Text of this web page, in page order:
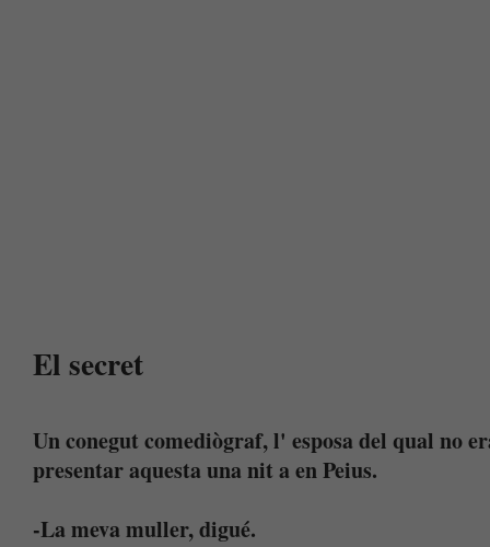
El secret
Un conegut comediògraf, l' esposa del qual no
presentar aquesta una nit a en Peius.
-La meva muller, digué.